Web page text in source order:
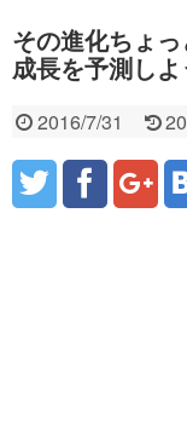
その進化ちょ
成長を予測しよ
2016/7/31